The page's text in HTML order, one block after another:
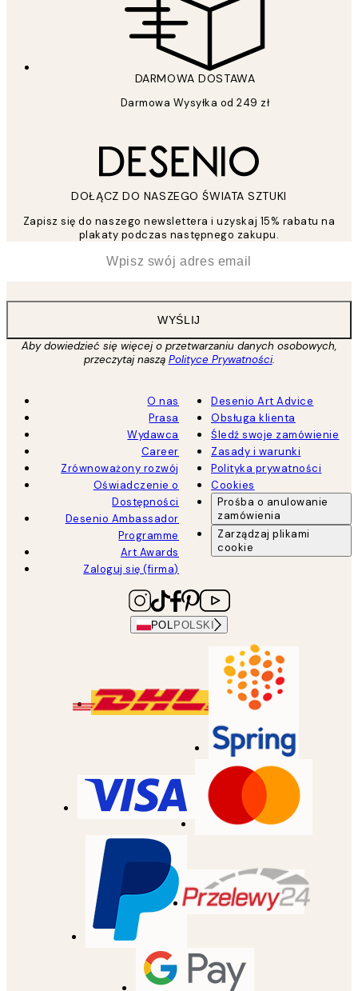
DARMOWA DOSTAWA
Darmowa Wysyłka od 249 zł
DOŁĄCZ DO NASZEGO ŚWIATA SZTUKI
Zapisz się do naszego newslettera i uzyskaj 15% rabatu na
plakaty podczas następnego zakupu.
WYŚLIJ
Aby dowiedzieć się więcej o przetwarzaniu danych osobowych,
przeczytaj naszą Polityce Prywatności.
O nas
Prasa
Wydawca
Career
Zrównoważony rozwój
Oświadczenie o
Dostępności
Desenio Ambassador
Programme
Art Awards
Zaloguj się (firma)
Desenio Art Advice
Obsługa klienta
Śledź swoje zamówienie
Zasady i warunki
Polityka prywatności
Cookies
Prośba o anulowanie
zamówienia
Zarządzaj plikami
cookie
POL POLSKI